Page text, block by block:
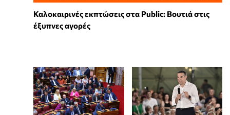
Καλοκαιρινές εκπτώσεις στα Public: Βουτιά στις
έξυπνες αγορές